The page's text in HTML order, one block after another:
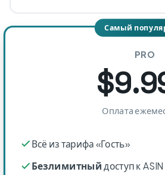
Самый
PRO
Оплата
Всё из тарифа «Гость»
Безлимитный доступ к ASIN